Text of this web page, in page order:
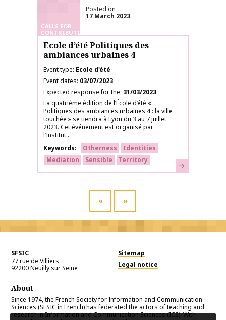
CALLS FOR
CONTRIBUTIONS
Posted on
17 March 2023
Ecole d’été Politiques des
ambiances urbaines 4
Event type Ecole d'été
Event dates 03/07/2023
Expected response for the 31/03/2023
La quatrième édition de l’École d’été «
Politiques des ambiances urbaines 4 : la ville
touchée » se tiendra à Lyon du 3 au 7 juillet
2023. Cet événement est organisé par
l’Institut...
Keywords
Otherness
Identities
Mediation
Sensible Territory Learn more
« »
SFSIC
77 rue de Villiers
92200Neuilly sur Seine
Sitemap
Legal notice
About
Since 1974, the French Society for Information and Communication
Sciences (SFSIC in French) has federated the actors of teaching and
research in Information and Communication Sciences (ICS). With